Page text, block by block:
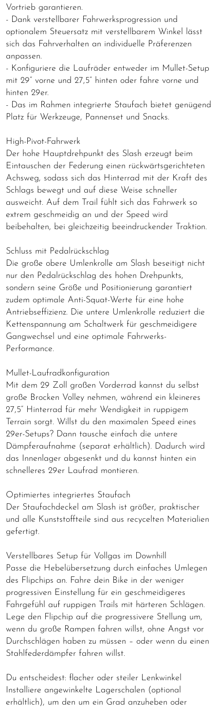
Vortrieb garantieren.
- Dank verstellbarer Fahrwerksprogression und
optionalem Steuersatz mit verstellbarem Winkel lässt
sich das Fahrverhalten an individuelle Präferenzen
anpassen.
- Konfiguriere die Laufräder entweder im Mullet-Setup
mit 29“ vorne und 27,5“ hinten oder fahre vorne und
hinten 29er.
- Das im Rahmen integrierte Staufach bietet genügend
Platz für Werkzeuge, Pannenset und Snacks.
High-Pivot-Fahrwerk
Der hohe Hauptdrehpunkt des Slash erzeugt beim
Eintauschen der Federung einen rückwärtsgerichteten
Achsweg, sodass sich das Hinterrad mit der Kraft des
Schlags bewegt und auf diese Weise schneller
ausweicht. Auf dem Trail fühlt sich das Fahrwerk so
extrem geschmeidig an und der Speed wird
beibehalten, bei gleichzeitig beeindruckender Traktion.
Schluss mit Pedalrückschlag
Die große obere Umlenkrolle am Slash beseitigt nicht
nur den Pedalrückschlag des hohen Drehpunkts,
sondern seine Größe und Positionierung garantiert
zudem optimale Anti-Squat-Werte für eine hohe
Antriebseffizienz. Die untere Umlenkrolle reduziert die
Kettenspannung am Schaltwerk für geschmeidigere
Gangwechsel und eine optimale Fahrwerks-
Performance.
Mullet-Laufradkonfiguration
Mit dem 29 Zoll großen Vorderrad kannst du selbst
große Brocken Volley nehmen, während ein kleineres
27,5“ Hinterrad für mehr Wendigkeit in ruppigem
Terrain sorgt. Willst du den maximalen Speed eines
29er-Setups? Dann tausche einfach die untere
Dämpferaufnahme (separat erhältlich). Dadurch wird
das Innenlager abgesenkt und du kannst hinten ein
schnelleres 29er Laufrad montieren.
Optimiertes integriertes Staufach
Der Staufachdeckel am Slash ist größer, praktischer
und alle Kunststoffteile sind aus recycelten Materialien
gefertigt.
Verstellbares Setup für Vollgas im Downhill
Passe die Hebelübersetzung durch einfaches Umlegen
des Flipchips an. Fahre dein Bike in der weniger
progressiven Einstellung für ein geschmeidigeres
Fahrgefühl auf ruppigen Trails mit härteren Schlägen.
Lege den Flipchip auf die progressivere Stellung um,
wenn du große Rampen fahren willst, ohne Angst vor
Durchschlägen haben zu müssen – oder wenn du einen
Stahlfederdämpfer fahren willst.
Du entscheidest: flacher oder steiler Lenkwinkel
Installiere angewinkelte Lagerschalen (optional
erhältlich), um den um ein Grad anzuheben oder